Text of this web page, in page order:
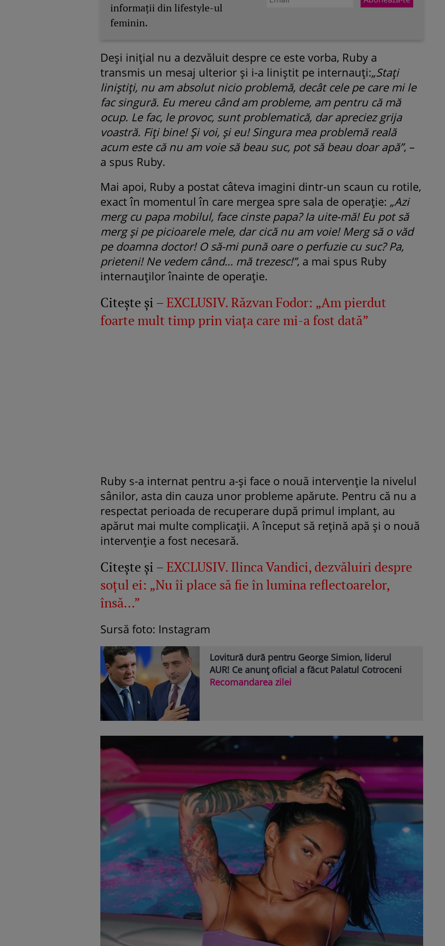
informații din lifestyle-ul
feminin.
Deși inițial nu a dezvăluit despre ce este vorba, Ruby a
transmis un mesaj ulterior și i-a liniștit pe internauți:„Stați
liniștiți, nu am absolut nicio problemă, decât cele pe care mi le
fac singură. Eu mereu când am probleme, am pentru că mă
ocup. Le fac, le provoc, sunt problematică, dar apreciez grija
voastră. Fiți bine! Și voi, și eu! Singura mea problemă reală
acum este că nu am voie să beau suc, pot să beau doar apă”, –
a spus Ruby.
Mai apoi, Ruby a postat câteva imagini dintr-un scaun cu rotile,
exact în momentul în care mergea spre sala de operație: „Azi
merg cu papa mobilul, face cinste papa? Ia uite-mă! Eu pot să
merg și pe picioarele mele, dar cică nu am voie! Merg să o văd
pe doamna doctor! O să-mi pună oare o perfuzie cu suc? Pa,
prieteni! Ne vedem când… mă trezesc!”, a mai spus Ruby
internauților înainte de operație.
Citește și –EXCLUSIV. Răzvan Fodor: „Am pierdut
foarte mult timp prin viața care mi-a fost dată”
Ruby s-a internat pentru a-și face o nouă intervenție la nivelul
sânilor, asta din cauza unor probleme apărute. Pentru că nu a
respectat perioada de recuperare după primul implant, au
apărut mai multe complicații. A început să rețină apă și o nouă
intervenție a fost necesară.
Citește și –EXCLUSIV. Ilinca Vandici, dezvăluiri despre
soțul ei: „Nu îi place să fie în lumina reflectoarelor,
însă…”
Sursă foto: Instagram
Lovitură dură pentru George Simion, liderul
AUR! Ce anunț oficial a făcut Palatul Cotroceni
Recomandarea zilei
ROMÂNEŞTI VEDETE
Fiica Iuliei Albu și a lui Mihai
strălucit la banchet. Mikaela a
Valentino: „M-am simțit ca o
prințesă”